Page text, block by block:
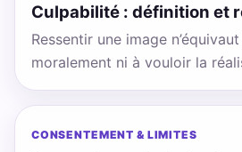
Culpabilité : définition et
Ressentir une image
moralement ni à vouloir la
CONSENTEMENT & LIMITES